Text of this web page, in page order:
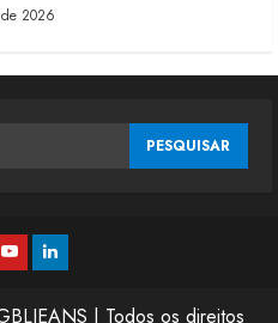
2026
YoutubeLinkedin
| Todos os direitos